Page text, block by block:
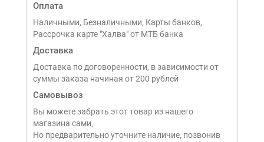
Оплата
Наличными, Безналичными, Карты банков,
Рассрочка карте "Халва" от МТБ банка
Доставка
Доставка по договоренности, в зависимости от
суммы заказа начиная от 200 рублей
Самовывоз
Вы можете забрать этот товар из нашего
магазина сами,
Но предварительно уточните наличие, позвонив